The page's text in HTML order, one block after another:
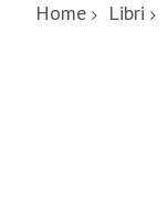
Home Libri